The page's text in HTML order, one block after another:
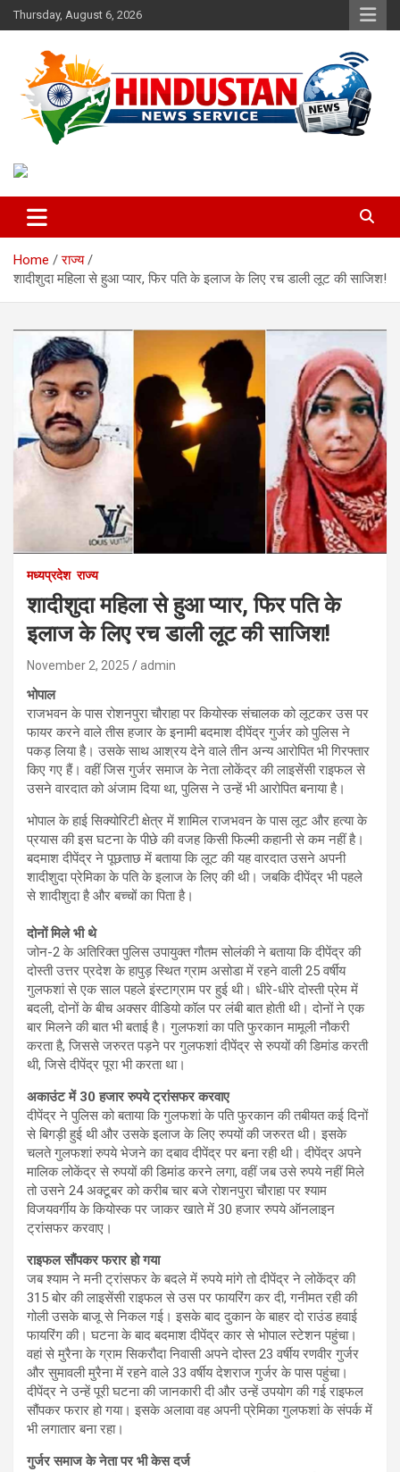
Skip
to
Thursday, August 6, 2026
Hindustan News Service
Home
राज्य
शादीशुदा महिला से हुआ प्यार, फिर पति के इलाज के लिए रच डाली लूट की साजिश!
मध्यप्रदेश राज्य
शादीशुदा महिला से हुआ प्यार, फिर पति के
इलाज के लिए रच डाली लूट की साजिश!
November 2, 2025 admin
भोपाल
राजभवन के पास रोशनपुरा चौराहा पर कियोस्क संचालक को लूटकर उस पर
फायर करने वाले तीस हजार के इनामी बदमाश दीपेंद्र गुर्जर को पुलिस ने
पकड़ लिया है। उसके साथ आश्रय देने वाले तीन अन्य आरोपित भी गिरफ्तार
किए गए हैं। वहीं जिस गुर्जर समाज के नेता लोकेंद्र की लाइसेंसी राइफल से
उसने वारदात को अंजाम दिया था, पुलिस ने उन्हें भी आरोपित बनाया है।
भोपाल के हाई सिक्योरिटी क्षेत्र में शामिल राजभवन के पास लूट और हत्या के
प्रयास की इस घटना के पीछे की वजह किसी फिल्मी कहानी से कम नहीं है।
बदमाश दीपेंद्र ने पूछताछ में बताया कि लूट की यह वारदात उसने अपनी
शादीशुदा प्रेमिका के पति के इलाज के लिए की थी। जबकि दीपेंद्र भी पहले
से शादीशुदा है और बच्चों का पिता है।
दोनों मिले भी थे
जोन-2 के अतिरिक्त पुलिस उपायुक्त गौतम सोलंकी ने बताया कि दीपेंद्र की
दोस्ती उत्तर प्रदेश के हापुड़ स्थित ग्राम असोडा में रहने वाली 25 वर्षीय
गुलफशां से एक साल पहले इंस्टाग्राम पर हुई थी। धीरे-धीरे दोस्ती प्रेम में
बदली, दोनों के बीच अक्सर वीडियो कॉल पर लंबी बात होती थी। दोनों ने एक
बार मिलने की बात भी बताई है। गुलफशां का पति फुरकान मामूली नौकरी
करता है, जिससे जरुरत पड़ने पर गुलफशां दीपेंद्र से रुपयों की डिमांड करती
थी, जिसे दीपेंद्र पूरा भी करता था।
अकाउंट में 30 हजार रुपये ट्रांसफर करवाए
दीपेंद्र ने पुलिस को बताया कि गुलफशां के पति फुरकान की तबीयत कई दिनों
से बिगड़ी हुई थी और उसके इलाज के लिए रुपयों की जरुरत थी। इसके
चलते गुलफशां रुपये भेजने का दबाव दीपेंद्र पर बना रही थी। दीपेंद्र अपने
मालिक लोकेंद्र से रुपयों की डिमांड करने लगा, वहीं जब उसे रुपये नहीं मिले
तो उसने 24 अक्टूबर को करीब चार बजे रोशनपुरा चौराहा पर श्याम
विजयवर्गीय के कियोस्क पर जाकर खाते में 30 हजार रुपये ऑनलाइन
ट्रांसफर करवाए।
राइफल सौंपकर फरार हो गया
जब श्याम ने मनी ट्रांसफर के बदले में रुपये मांगे तो दीपेंद्र ने लोकेंद्र की
315 बोर की लाइसेंसी राइफल से उस पर फायरिंग कर दी, गनीमत रही की
गोली उसके बाजू से निकल गई। इसके बाद दुकान के बाहर दो राउंड हवाई
फायरिंग की। घटना के बाद बदमाश दीपेंद्र कार से भोपाल स्टेशन पहुंचा।
वहां से मुरैना के ग्राम सिकरौदा निवासी अपने दोस्त 23 वर्षीय रणवीर गुर्जर
और सुमावली मुरैना में रहने वाले 33 वर्षीय देशराज गुर्जर के पास पहुंचा।
दीपेंद्र ने उन्हें पूरी घटना की जानकारी दी और उन्हें उपयोग की गई राइफल
सौंपकर फरार हो गया। इसके अलावा वह अपनी प्रेमिका गुलफशां के संपर्क में
भी लगातार बना रहा।
गुर्जर समाज के नेता पर भी केस दर्ज